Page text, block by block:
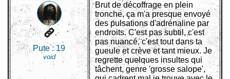
Pute :19
void
Brut de décoffrage en plein
tronche, ça m'a presque envoyé
des pulsations d'adrénaline par
endroits. C'est pas subtil, c'est
pas nuancé, c'est tout dans ta
gueule et crève et tant mieux. Je
regrette quelques insultes qui
tâchent, genre 'grosse salope',